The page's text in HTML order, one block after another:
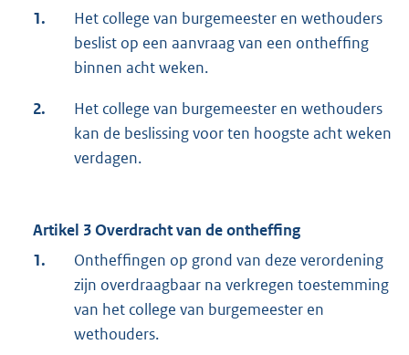
1.
Het college van burgemeester en wethouders
beslist op een aanvraag van een ontheffing
binnen acht weken.
2.
Het college van burgemeester en wethouders
kan de beslissing voor ten hoogste acht weken
verdagen.
Artikel 3 Overdracht van de ontheffing
1.
Ontheffingen op grond van deze verordening
zijn overdraagbaar na verkregen toestemming
van het college van burgemeester en
wethouders.